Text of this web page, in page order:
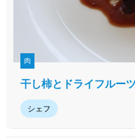
肉
干し柿とドライフルー
シェフ